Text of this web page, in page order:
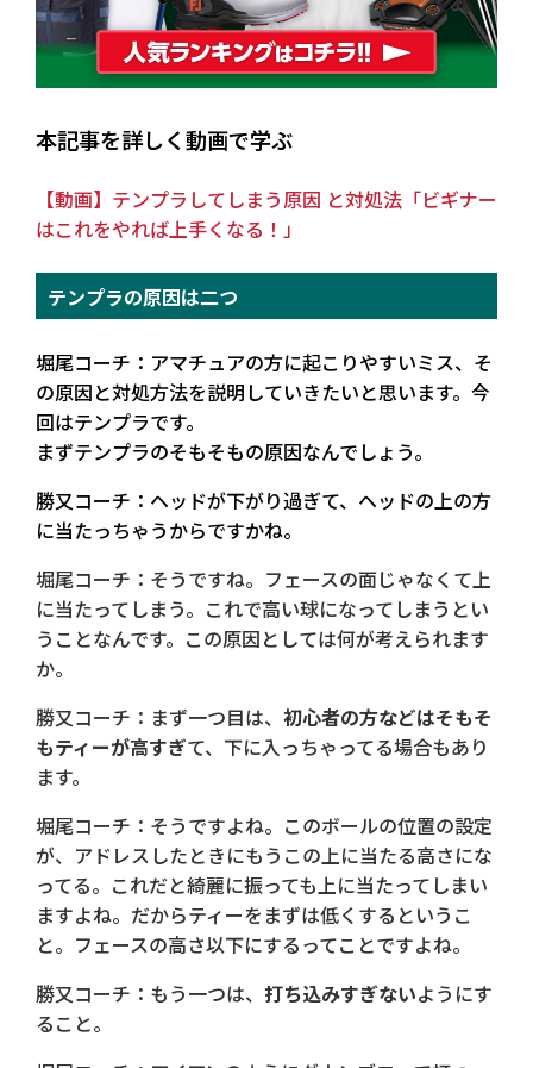
本記事を詳しく動画で学ぶ
【動画】テンプラしてしまう原因 と対処法「ビギナー
はこれをやれば上手くなる！」
テンプラの原因は二つ
堀尾コーチ：アマチュアの方に起こりやすいミス、そ
の原因と対処方法を説明していきたいと思います。今
回はテンプラです。
まずテンプラのそもそもの原因なんでしょう。
勝又コーチ：ヘッドが下がり過ぎて、ヘッドの上の方
に当たっちゃうからですかね。
堀尾コーチ：そうですね。フェースの面じゃなくて上
に当たってしまう。これで高い球になってしまうとい
うことなんです。この原因としては何が考えられます
か。
勝又コーチ：まず一つ目は、 初心者の方などはそもそ
もティーが高すぎて、下に入っちゃってる場合もあり
ます。
堀尾コーチ：そうですよね。このボールの位置の設定
が、アドレスしたときにもうこの上に当たる高さにな
ってる。これだと綺麗に振っても上に当たってしまい
ますよね。だからティーをまずは低くするというこ
と。フェースの高さ以下にするってことですよね。
勝又コーチ：もう一つは、 打ち込みすぎないようにす
ること。